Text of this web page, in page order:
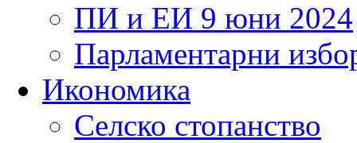
ПИ и ЕИ 9 юни 2024
Парламентарни
Икономика
Селско стопанство